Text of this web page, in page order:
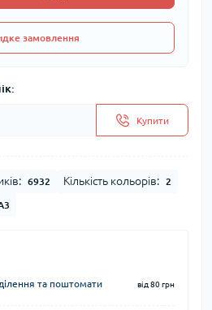
замовлення
Купити
6932 Кількість кольорів: 2
та поштомати від 80 грн